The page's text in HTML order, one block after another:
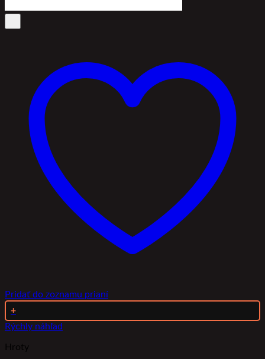
Pridať do zoznamu prianí
+
Rýchly náhľad
Hroty